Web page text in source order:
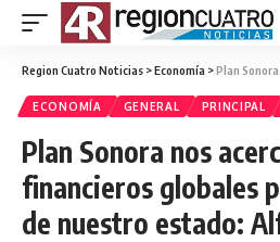
Region Cuatro Noticias >Economía >Plan Sonora nos acerca a
ECONOMÍA GENERAL PRINCIPAL
Plan Sonora nos
financieros globales
de nuestro estado: